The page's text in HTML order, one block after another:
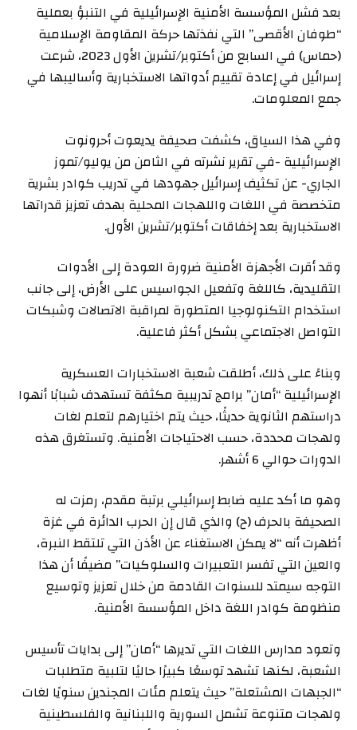
بعد فشل المؤسسة الأمنية الإسرائيلية في التنبؤ بعملية
“طوفان الأقصى” التي نفذتها حركة المقاومة الإسلامية
(حماس) في السابع من أكتوبر/تشرين الأول 2023، شرعت
إسرائيل في إعادة تقييم أدواتها الاستخبارية وأساليبها في
جمع المعلومات.
وفي هذا السياق، كشفت صحيفة يديعوت أحرونوت
الإسرائيلية -في تقرير نشرته في الثامن من يوليو/تموز
الجاري- عن تكثيف إسرائيل جهودها في تدريب كوادر بشرية
متخصصة في اللغات واللهجات المحلية بهدف تعزيز قدراتها
الاستخبارية بعد إخفاقات أكتوبر/تشرين الأول.
وقد أقرت الأجهزة الأمنية ضرورة العودة إلى الأدوات
التقليدية، كاللغة وتفعيل الجواسيس على الأرض، إلى جانب
استخدام التكنولوجيا المتطورة لمراقبة الاتصالات وشبكات
التواصل الاجتماعي بشكل أكثر فاعلية.
وبناءً على ذلك، أطلقت شعبة الاستخبارات العسكرية
الإسرائيلية “أمان” برامج تدريبية مكثفة تستهدف شبابًا أنهوا
دراستهم الثانوية حديثًا، حيث يتم اختيارهم لتعلم لغات
ولهجات محددة، حسب الاحتياجات الأمنية. وتستغرق هذه
الدورات حوالي 6 أشهر.
وهو ما أكد عليه ضابط إسرائيلي برتبة مقدم، رمزت له
الصحيفة بالحرف (ح) والذي قال إن الحرب الدائرة في غزة
أظهرت أنه “لا يمكن الاستغناء عن الأذن التي تلتقط النبرة،
والعين التي تفسر التعبيرات والسلوكيات” مضيفًا أن هذا
التوجه سيمتد للسنوات القادمة من خلال تعزيز وتوسيع
منظومة كوادر اللغة داخل المؤسسة الأمنية.
وتعود مدارس اللغات التي تديرها “أمان” إلى بدايات تأسيس
الشعبة، لكنها تشهد توسعًا كبيرًا حاليًا لتلبية متطلبات
“الجبهات المشتعلة” حيث يتعلم مئات المجندين سنويًا لغات
ولهجات متنوعة تشمل السورية واللبنانية والفلسطينية